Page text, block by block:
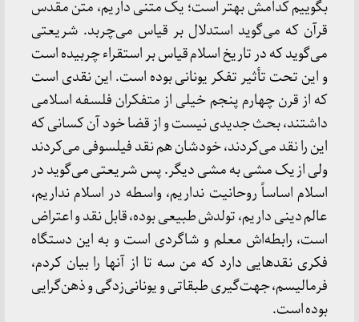
بگوییم کدامش بهتر است؛ یک متنی داریم، متن مقدس
قرآن که می‌گوید استدلال بر قیاس می‌چربد. شریعتی
می‌گوید که در تاریخ اسلام قیاس بر استقراء چربیده است
و این تحت تأثیر تفکر یونانی بوده است. این نقدی است
که از قرن چهارم پنجم خیلی از متفکران فلسفه اسلامی
داشتند، بحث جدیدی نیست و از قضا خود آن کسانی که
این را نقد می‌کردند، خودشان هم نقد فیلسوفی می‌کردند
ولی از یک مشی به مشی دیگر. پس شریعتی می‌گوید در
اسلام اساساً روحانیت نداریم، واسطه در اسلام نداریم،
عالم دینی داریم، تولدش طبیعی بوده، قابل نقد و اعتراض
است، رابطه‌اش معلم و شاگردی است و به این دستگاه
فکری نقدهایی دارد که من سه تا از آنها را بیان کردم،
فرمالیسم، جهت‌گیری طبقاتی و یونانی‌زدگی و ذهن‌گرایی
بوده است.